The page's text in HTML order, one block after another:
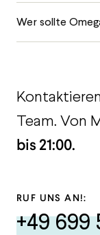
Wer sollte
Team. Von
bis 21:00.
RUF UNS AN!:
+49 699